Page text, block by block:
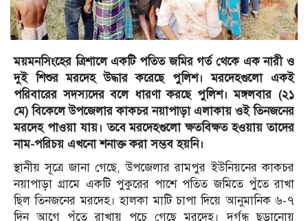
ময়মনসিংহের ত্রিশালে একটি পতিত জমির গর্ত থেকে এক নারী ও
দুই শিশুর মরদেহ উদ্ধার করেছে পুলিশ। মরদেহগুলো একই
পরিবারের সদস্যদের বলে ধারণা করছে পুলিশ। মঙ্গলবার (২১
মে) বিকেলে উপজেলার কাকচর নয়াপাড়া এলাকায় ওই তিনজনের
মরদেহ পাওয়া যায়। তবে মরদেহগুলো ক্ষতবিক্ষত হওয়ায় তাদের
নাম-পরিচয় এখনো শনাক্ত করা সম্ভব হয়নি।
স্থানীয় সূত্রে জানা গেছে, উপজেলার রামপুর ইউনিয়নের কাকচর
নয়াপাড়া গ্রামে একটি পুকুরের পাশে পতিত জমিতে পুঁতে রাখা
ছিল তিনজনের মরদেহ। হালকা মাটি চাপা দিয়ে আনুমানিক ৬-৭
দিন আগে পুঁতে রাখায় পচে গেছে মরদেহ। দুর্গন্ধ ছড়ানোয়